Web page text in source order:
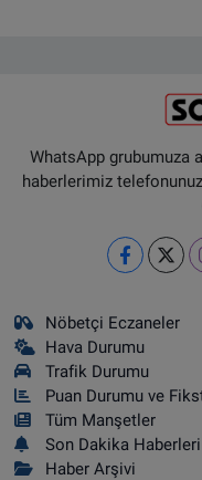
WhatsApp grubumuza
haberlerimiz
Nöbetçi Eczaneler
Hava Durumu
Trafik Durumu
Puan Durumu ve
Tüm Manşetler
Son Dakika Haberleri
Haber Arşivi